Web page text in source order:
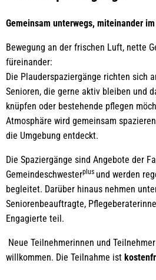
Gemeinsam unterwegs, miteinander
Bewegung an der frischen Luft, nette
füreinander:
Die Plauderspaziergänge richten sich
Senioren, die gerne aktiv bleiben und
knüpfen oder bestehende pflegen
Atmosphäre wird gemeinsam
die Umgebung entdeckt.
Die Spaziergänge sind Angebote der
Gemeindeschwesterplus und werden
begleitet. Darüber hinaus nehmen
Seniorenbeauftragte,
Engagierte teil.
Neue Teilnehmerinnen und
willkommen. Die Teilnahme ist